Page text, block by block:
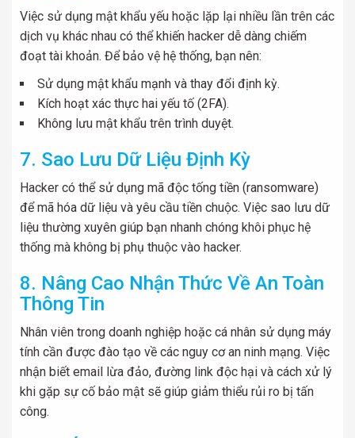
Việc sử dụng mật khẩu yếu hoặc lặp lại nhiều lần trên các
dịch vụ khác nhau có thể khiến hacker dễ dàng chiếm
đoạt tài khoản. Để bảo vệ hệ thống, bạn nên:
Sử dụng mật khẩu mạnh và thay đổi định kỳ.
Kích hoạt xác thực hai yếu tố (2FA).
Không lưu mật khẩu trên trình duyệt.
7. Sao Lưu Dữ Liệu Định Kỳ
Hacker có thể sử dụng mã độc tống tiền (ransomware)
để mã hóa dữ liệu và yêu cầu tiền chuộc. Việc sao lưu dữ
liệu thường xuyên giúp bạn nhanh chóng khôi phục hệ
thống mà không bị phụ thuộc vào hacker.
8. Nâng Cao Nhận Thức Về An Toàn
Thông Tin
Nhân viên trong doanh nghiệp hoặc cá nhân sử dụng máy
tính cần được đào tạo về các nguy cơ an ninh mạng. Việc
nhận biết email lừa đảo, đường link độc hại và cách xử lý
khi gặp sự cố bảo mật sẽ giúp giảm thiểu rủi ro bị tấn
công.